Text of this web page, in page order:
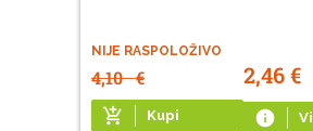
NIJE RASPOLOŽIVO
4,10€ 2,46€
add_shopping_cart Kupi info